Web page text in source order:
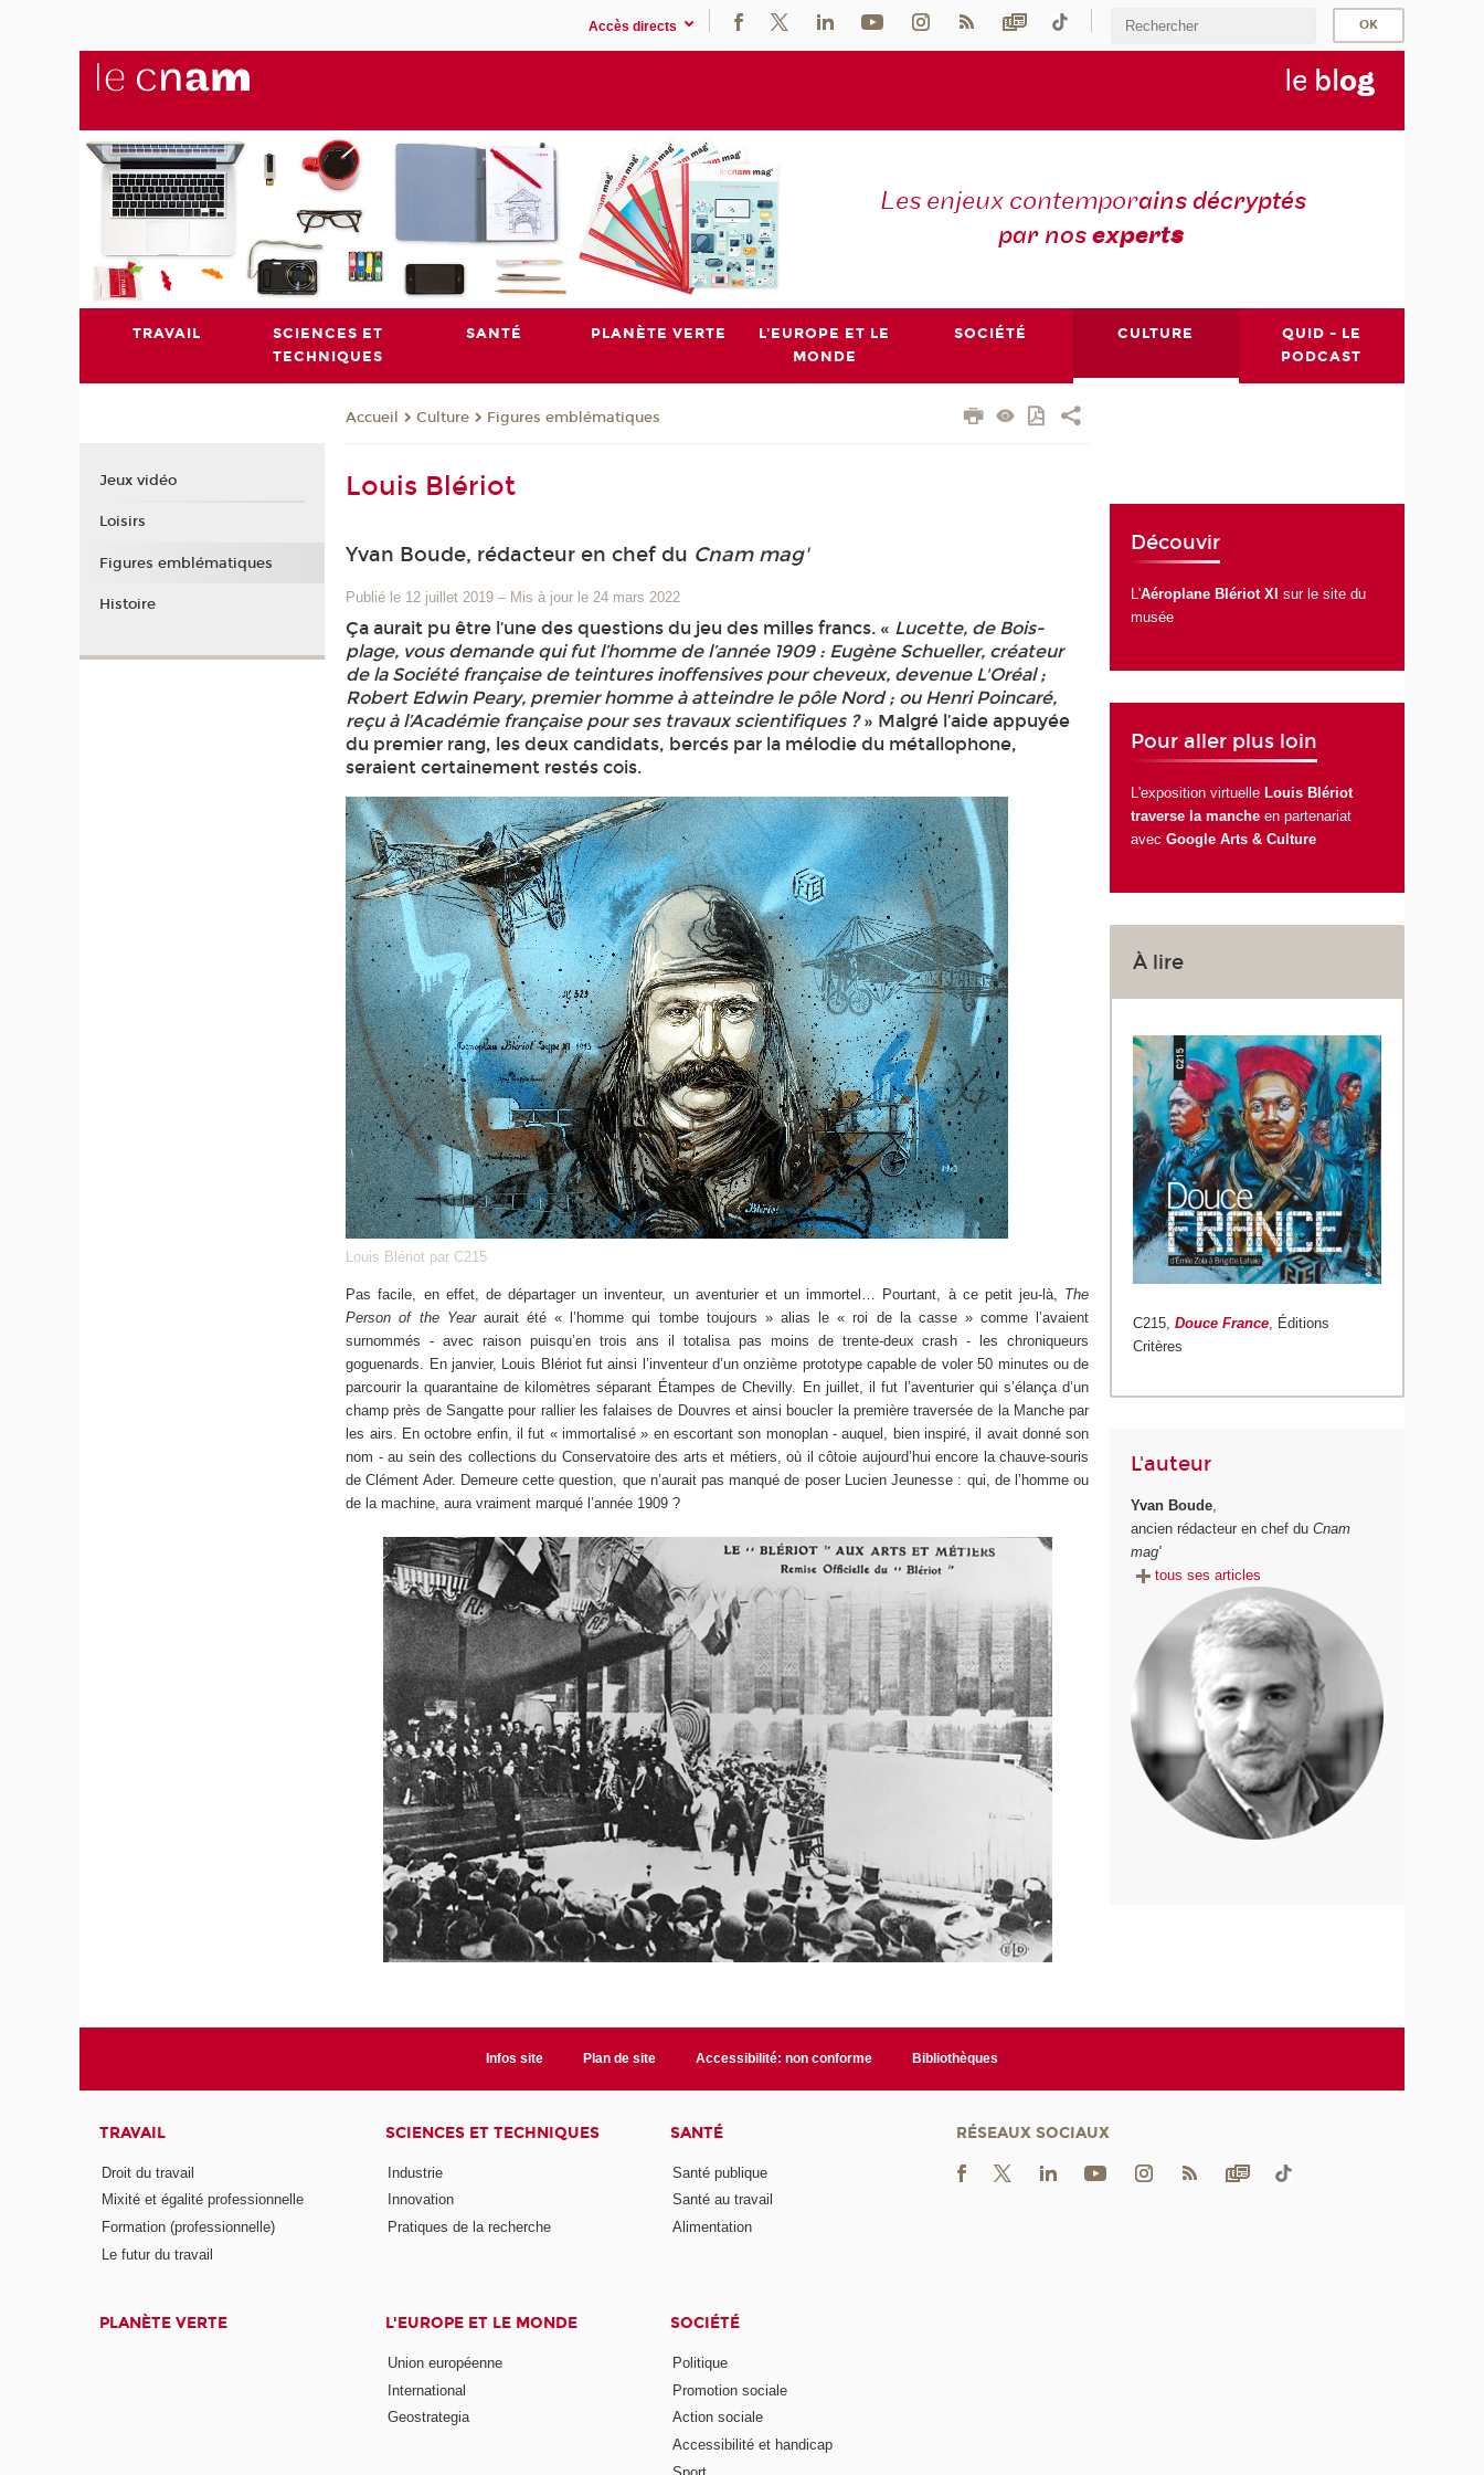
Accès directs
le blog
Les enjeux contemporains décryptés
par nosexperts
TRAVAIL
SCIENCES ET
TECHNIQUES
SANTÉ PLANÈTE VERTE
L'EUROPE ET LE
MONDE
SOCIÉTÉ CULTURE
QUID - LE
PODCAST
Accueil Culture Figures emblématiques
Louis Blériot
Yvan Boude, rédacteur en chef du Cnam mag'
Publié le 12 juillet 2019 – Mis à jour le 24 mars 2022
Ça aurait pu être l’une des questions du jeu des milles francs. « Lucette, de Bois-
plage, vous demande qui fut l’homme de l’année 1909 : Eugène Schueller, créateur
de la Société française de teintures inoffensives pour cheveux, devenue L'Oréal ;
Robert Edwin Peary, premier homme à atteindre le pôle Nord ; ou Henri Poincaré,
reçu à l’Académie française pour ses travaux scientifiques ?» Malgré l’aide appuyée
du premier rang, les deux candidats, bercés par la mélodie du métallophone,
seraient certainement restés cois.
Louis Blériot par C215
Pas facile, en effet, de départager un inventeur, un aventurier et un immortel… Pourtant, à ce petit jeu-là, The
Person of the Yearaurait été « l’homme qui tombe toujours » alias le « roi de la casse » comme l’avaient
surnommés - avec raison puisqu’en trois ans il totalisa pas moins de trente-deux crash - les chroniqueurs
goguenards. En janvier, Louis Blériot fut ainsi l’inventeur d’un onzième prototype capable de voler 50 minutes ou de
parcourir la quarantaine de kilomètres séparant Étampes de Chevilly. En juillet, il fut l’aventurier qui s’élança d’un
champ près de Sangatte pour rallier les falaises de Douvres et ainsi boucler la première traversée de la Manche par
les airs. En octobre enfin, il fut « immortalisé » en escortant son monoplan - auquel, bien inspiré, il avait donné son
nom - au sein des collections du Conservatoire des arts et métiers, où il côtoie aujourd’hui encore la chauve-souris
de Clément Ader. Demeure cette question, que n’aurait pas manqué de poser Lucien Jeunesse : qui, de l’homme ou
de la machine, aura vraiment marqué l’année 1909 ?
Découvir
L'Aéroplane Blériot XI sur le site du
musée
Pour aller plus loin
L'exposition virtuelleLouis Blériot
traverse la manche en partenariat
avecGoogle Arts & Culture
À lire
C215,Douce France, Éditions
Critères
L'auteur
Yvan Boude,
ancien rédacteur en chef duCnam
mag'
tous ses articles
Jeux vidéo
Loisirs
Figures emblématiques
Histoire
Infos site Plan de site Accessibilité: non conforme Bibliothèques
TRAVAIL
Droit du travail
Mixité et égalité professionnelle
Formation (professionnelle)
Le futur du travail
SCIENCES ET TECHNIQUES
Industrie
Innovation
Pratiques de la recherche
SANTÉ
Santé publique
Santé au travail
Alimentation
PLANÈTE VERTE L'EUROPE ET LE MONDE
Union européenne
International
Geostrategia
SOCIÉTÉ
Politique
Promotion sociale
Action sociale
Accessibilité et handicap
RÉSEAUX SOCIAUX